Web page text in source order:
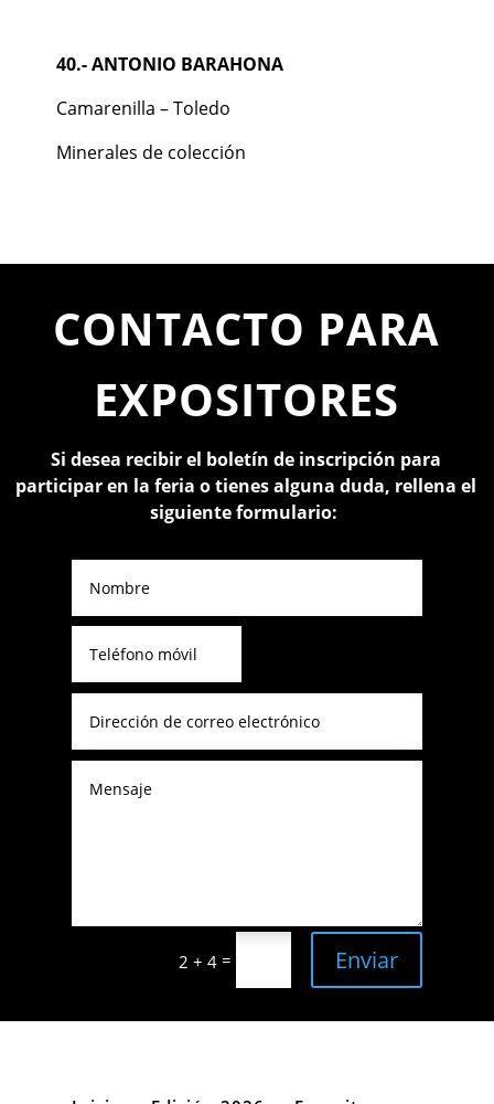
40.- ANTONIO BARAHONA
Camarenilla – Toledo
Minerales de colección
CONTACTO PARA
EXPOSITORES
Si desea recibir el boletín de inscripción para
participar en la feria o tienes alguna duda, rellena el
siguiente formulario:
2 + 4 = Enviar